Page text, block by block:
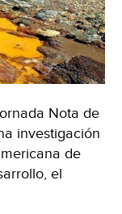
Nota de
investigación
de
el